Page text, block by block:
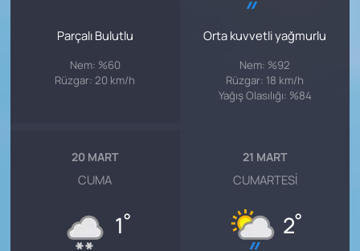
Parçalı Bulutlu
Nem: %60
Rüzgar: 20 km/h
Orta kuvvetli yağmurlu
Nem: %92
Rüzgar: 18 km/h
Yağış Olasılığı: %84
20 MART
CUMA
1°
21 MART
CUMARTESI
2°